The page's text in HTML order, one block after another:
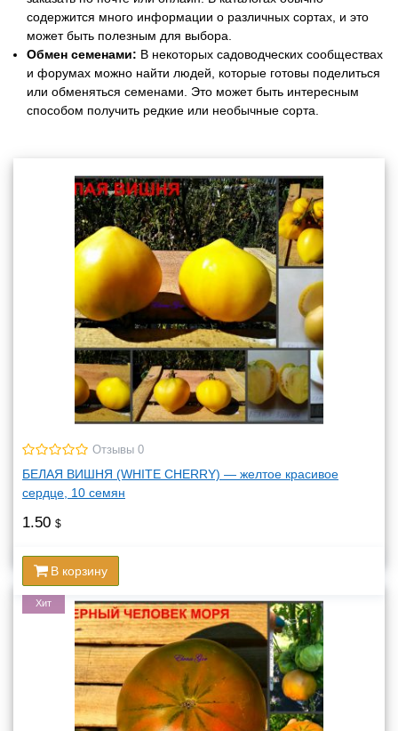
содержится много информации о различных сортах, и это
может быть полезным для выбора.
Обмен семенами: В некоторых садоводческих сообществах
и форумах можно найти людей, которые готовы поделиться
или обменяться семенами. Это может быть интересным
способом получить редкие или необычные сорта.
Отзывы 0
БЕЛАЯ ВИШНЯ (WHITE CHERRY) — желтое красивое
сердце, 10 семян
1.50 $
В корзину
Хит